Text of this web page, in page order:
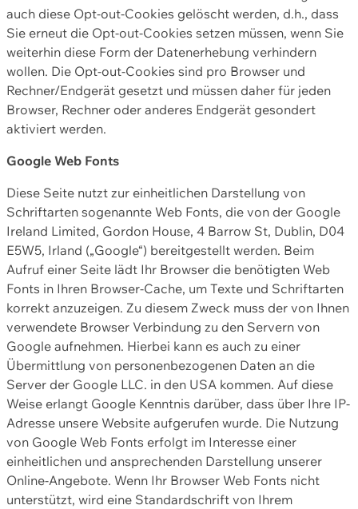
auch diese Opt-out-Cookies gelöscht werden, d.h., dass
Sie erneut die Opt-out-Cookies setzen müssen, wenn Sie
weiterhin diese Form der Datenerhebung verhindern
wollen. Die Opt-out-Cookies sind pro Browser und
Rechner/Endgerät gesetzt und müssen daher für jeden
Browser, Rechner oder anderes Endgerät gesondert
aktiviert werden.
Google Web Fonts
Diese Seite nutzt zur einheitlichen Darstellung von
Schriftarten sogenannte Web Fonts, die von der Google
Ireland Limited, Gordon House, 4 Barrow St, Dublin, D04
E5W5, Irland („Google“) bereitgestellt werden. Beim
Aufruf einer Seite lädt Ihr Browser die benötigten Web
Fonts in Ihren Browser-Cache, um Texte und Schriftarten
korrekt anzuzeigen. Zu diesem Zweck muss der von Ihnen
verwendete Browser Verbindung zu den Servern von
Google aufnehmen. Hierbei kann es auch zu einer
Übermittlung von personenbezogenen Daten an die
Server der Google LLC. in den USA kommen. Auf diese
Weise erlangt Google Kenntnis darüber, dass über Ihre IP-
Adresse unsere Website aufgerufen wurde. Die Nutzung
von Google Web Fonts erfolgt im Interesse einer
einheitlichen und ansprechenden Darstellung unserer
Online-Angebote. Wenn Ihr Browser Web Fonts nicht
unterstützt, wird eine Standardschrift von Ihrem